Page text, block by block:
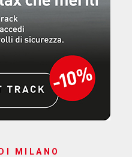
MILANO